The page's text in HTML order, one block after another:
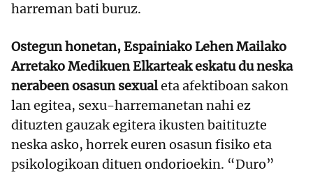
harreman bati buruz.
Ostegun honetan, Espainiako Lehen Mailako
Arretako Medikuen Elkarteak eskatu du neska
nerabeen osasun sexualeta afektiboan sakon
lan egitea, sexu-harremanetan nahi ez
dituzten gauzak egitera ikusten baitituzte
neska asko, horrek euren osasun fisiko eta
psikologikoan dituen ondorioekin. “Duro”